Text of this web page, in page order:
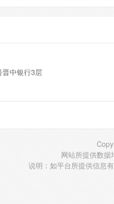
晋中银行3层
网站所提供数据
说明：如平台所提供信息